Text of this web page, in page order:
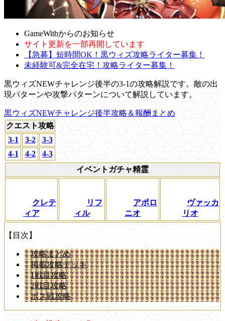
GameWithからのお知らせ
サイト更新を一部再開しています
【急募】短時間OK！黒ウィズ攻略ライター募集！
未経験可&完全在宅！攻略ライター募集！
黒ウィズNEWチャレンジ後半の3-1の攻略解説です。敵の出
現パターンや攻撃パターンについて解説しています。
黒ウィズNEWチャレンジ後半攻略＆報酬まとめ
クエスト攻略
3-1
3-2
3-3
4-1
4-2
4-3
イベントガチャ精霊
クレテ
ィア
リフ
ィル
アポロ
ニオ
ヴァッカ
リオ
【目次】
攻略まとめ
掲載攻略デッキ
1戦目攻略
2戦目攻略
ボス戦攻略